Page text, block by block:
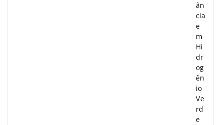
ân
cia
e
m
Hi
dr
og
ên
io
Ve
rd
e